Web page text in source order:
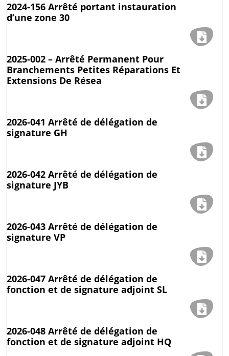
2024-156 Arrêté portant instauration
d’une zone 30
2025-002 – Arrêté Permanent Pour
Branchements Petites Réparations Et
Extensions De Résea
2026-041 Arrêté de délégation de
signature GH
2026-042 Arrêté de délégation de
signature JYB
2026-043 Arrêté de délégation de
signature VP
2026-047 Arrêté de délégation de
fonction et de signature adjoint SL
2026-048 Arrêté de délégation de
fonction et de signature adjoint HQ